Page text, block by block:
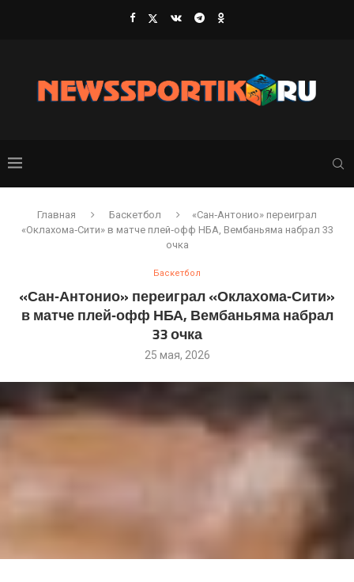
Главная Баскетбол
«Сан‑Антонио» переиграл
«Оклахома‑Сити» в матче плей‑офф НБА, Вембаньяма набрал 33
очка
Баскетбол
«Сан‑Антонио» переиграл «Оклахома‑Сити»
в матче плей‑офф НБА, Вембаньяма набрал
33 очка
25 мая, 2026